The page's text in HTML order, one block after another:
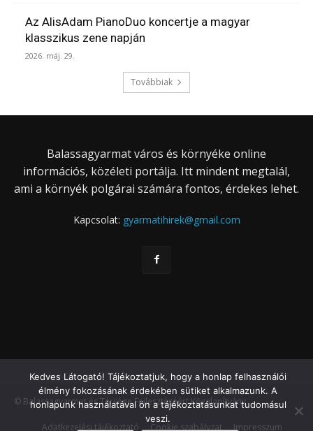
Az AlisAdam PianoDuo koncertje a magyar
klasszikus zene napján
2026. máj. 29.
Továbbiak
Balassagyarmat város és környéke online
információs, közéleti portálja. Itt mindent megtalál,
ami a környék polgárai számára fontos, érdekes lehet.
Kapcsolat: gyarmatihirek@gmail.com
© Balassagyarmat és Térsége Fejlesztéséért Közalapítvány
Adatkezelési tájékoztató Cookie szabályzat Impresszum
Kedves Látogató! Tájékoztatjuk, hogy a honlap felhasználói
élmény fokozásának érdekében sütiket alkalmazunk. A
honlapunk használatával ön a tájékoztatásunkat tudomásul
veszi.